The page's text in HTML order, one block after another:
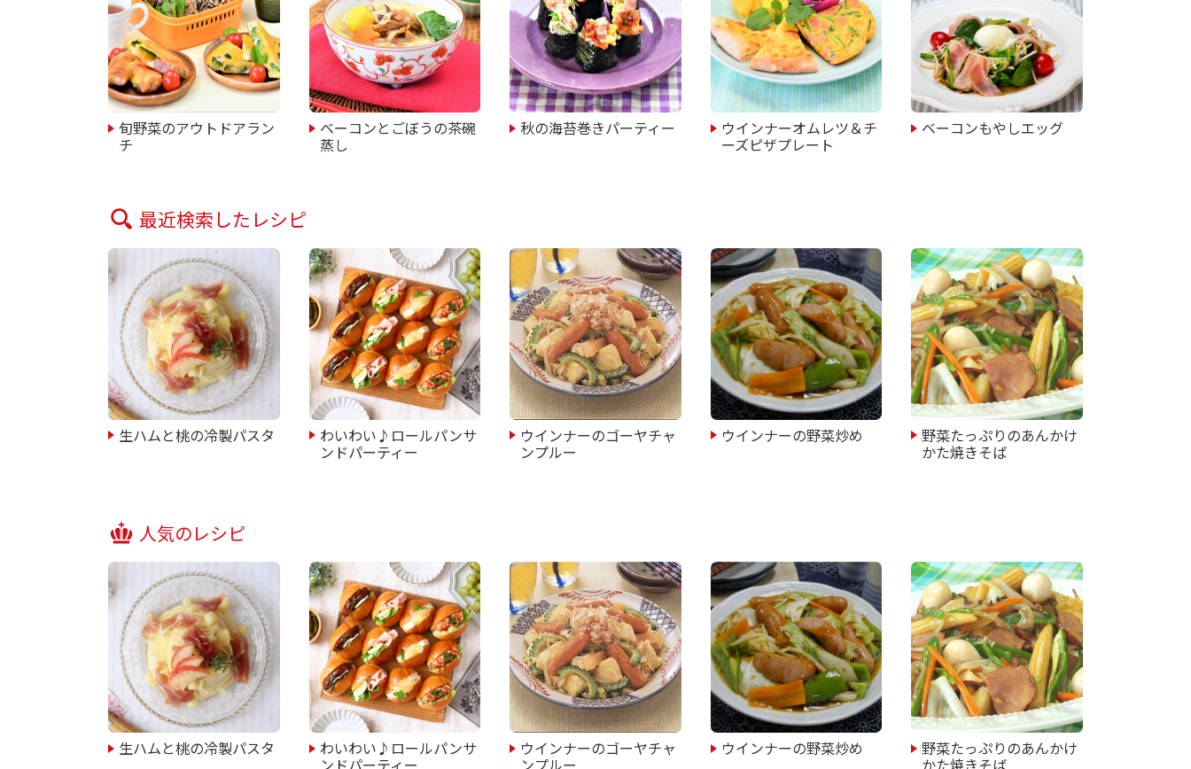
旬野菜のアウトドアラン
チ
ベーコンとごぼうの茶碗
蒸し
秋の海苔巻きパーティー ウインナーオムレツ＆チ
ーズピザプレート
ベーコンもやしエッグ
最近検索したレシピ
生ハムと桃の冷製パスタ わいわい♪ロールパンサ
ンドパーティー
ウインナーのゴーヤチャ
ンプルー
ウインナーの野菜炒め 野菜たっぷりのあんかけ
かた焼きそば
人気のレシピ
生ハムと桃の冷製パスタ わいわい♪ロールパンサ ウインナーのゴーヤチャ ウインナーの野菜炒め 野菜たっぷりのあんかけ